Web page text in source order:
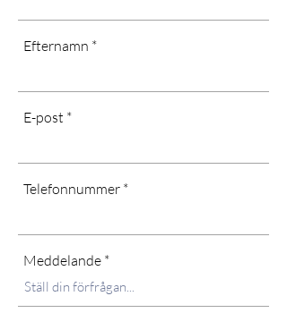
Efternamn
E-post
Telefonnummer
Meddelande